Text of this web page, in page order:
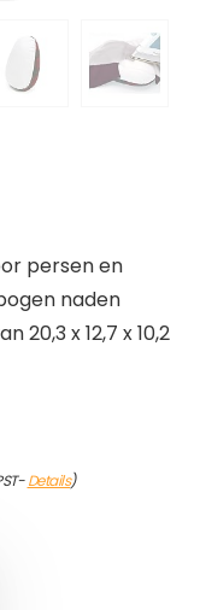
persen en
naden
20,3 x 12,7 x 10,2
Details)